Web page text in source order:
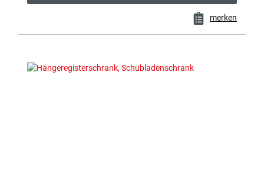
merken